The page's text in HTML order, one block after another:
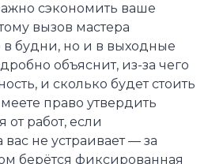
сэкономить ваше
вызов мастера
в будни, но и в выходные
объяснит, из-за чего
и сколько будет стоить
право утвердить
от работ, если
не устраивает — за
берётся фиксированная